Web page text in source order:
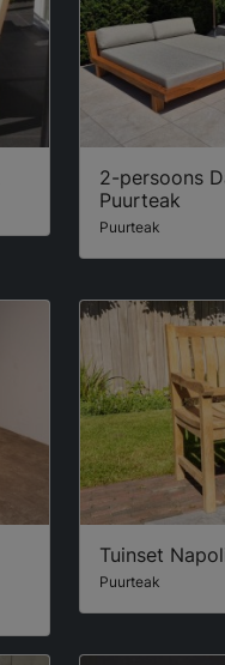
2-persoons
Puurteak
Puurteak
Tuinset
Puurteak